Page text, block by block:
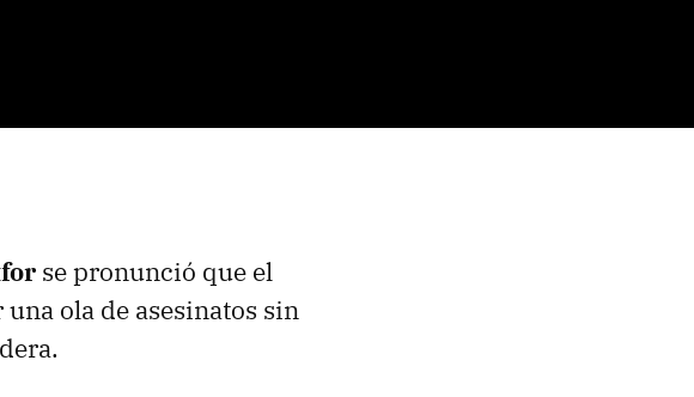
se pronunció que el
ola de asesinatos sin